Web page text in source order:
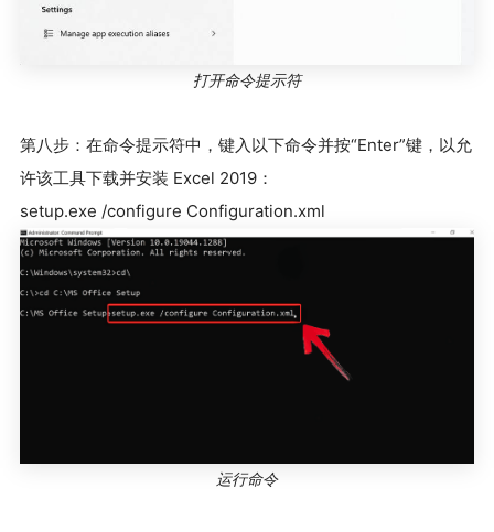
打开命令提示符
第八步：在命令提示符中，键入以下命令并按“Enter”键，以允
许该工具下载并安装 Excel 2019：
setup.exe /configure Configuration.xml
运行命令